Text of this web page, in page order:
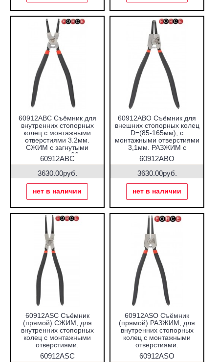
60912ABC Съёмник для
внутренних стопорных
колец с монтажными
отверстиями 3.2мм.
СЖИМ с загнутыми
захватами на 90 гр.
60912ABC
3630.00руб.
нет в наличии
60912ABO Съёмник для
внешних стопорных колец
D=(85-165мм), с
монтажными отверстиями
3,1мм. РАЗЖИМ с
загнутыми захватами на
90 гр.
60912ABO
3630.00руб.
нет в наличии
60912ASC Съёмник
(прямой) СЖИМ, для
внутренних стопорных
колец с монтажными
отверстиями.
60912ASC
60912ASO Съёмник
(прямой) РАЗЖИМ, для
внутренних стопорных
колец с монтажными
отверстиями.
60912ASO